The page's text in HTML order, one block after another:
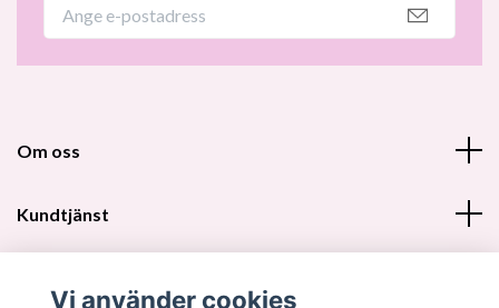
Om oss
Kundtjänst
Vi använder cookies